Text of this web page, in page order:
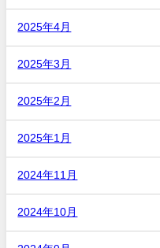
2025年4月
2025年3月
2025年2月
2025年1月
2024年11月
2024年10月